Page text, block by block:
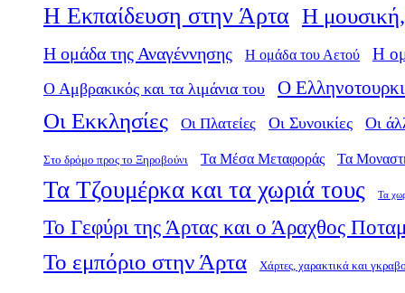
Η Εκπαίδευση στην Άρτα Η μουσική,
Η ομάδα της Αναγέννησης Η ομάδα του Αετού Η
Ο Αμβρακικός και τα λιμάνια του Ο
Οι Εκκλησίες Οι Πλατείες Οι Συνοικίες Οι
Στο δρόμο προς το Ξηροβούνι Τα Μέσα Μεταφοράς Τα
Τα Τζουμέρκα και τα χωριά τους Τα
Το Γεφύρι της Άρτας και ο Άραχθος
Το εμπόριο στην Άρτα Χάρτες, χαρακτικά και